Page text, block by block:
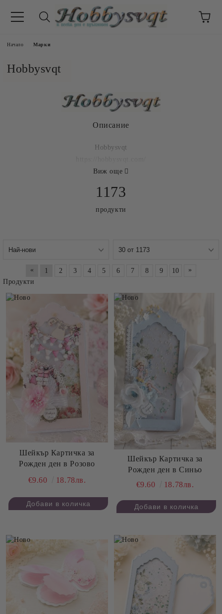
Начало Марки
Hobbysvqt
Описание
Hobbysvqt
Виж още
1173
продукти
« 1 2 3 4 5 6 7 8 9 10
»
Продукти
Шейкър Картичка за
Рожден ден в Розово
€9.60
18.78лв.
Шейкър Картичка за
Рожден ден в Синьо
€9.60
18.78лв.